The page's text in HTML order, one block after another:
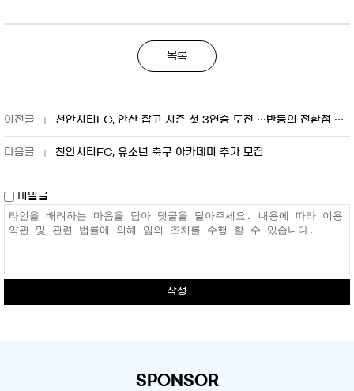
목록
천안시티FC, 안산 잡고 시즌 첫 3연승 도전 …반등의 전환점 만든다
천안시티FC, 유소년 축구 아카데미 추가 모집
비밀글
작성
SPONSOR